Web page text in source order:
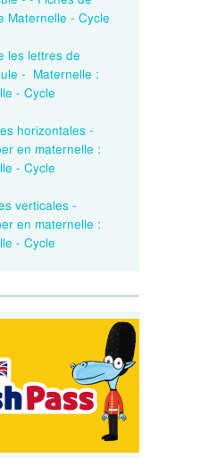
Maternelle - Cycle
les lettres de
- Maternelle :
- Cycle
horizontales -
en maternelle :
- Cycle
verticales -
en maternelle :
- Cycle